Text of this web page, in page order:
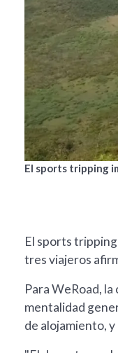
El sports tripping
El sports
tres viajeros
Para WeRoad,
mentalidad
de alojamiento, y